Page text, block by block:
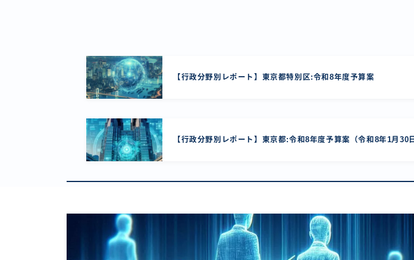
【行政分野別レポート】東京都特別区:令和8年度予算案
【行政分野別レポート】東京都:令和8年度予算案（令和8年1月30